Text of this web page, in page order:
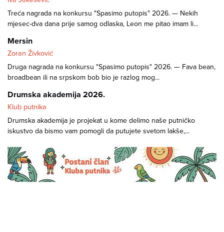
Treća nagrada na konkursu "Spasimo putopis" 2026. — Nekih
mjesec-dva dana prije samog odlaska, Leon me pitao imam li...
Mersin
Zoran Živković
Druga nagrada na konkursu "Spasimo putopis" 2026. — Fava bean,
broadbean ili na srpskom bob bio je razlog mog...
Drumska akademija 2026.
Klub putnika
Drumska akademija je projekat u kome delimo naše putničko
iskustvo da bismo vam pomogli da putujete svetom lakše,...